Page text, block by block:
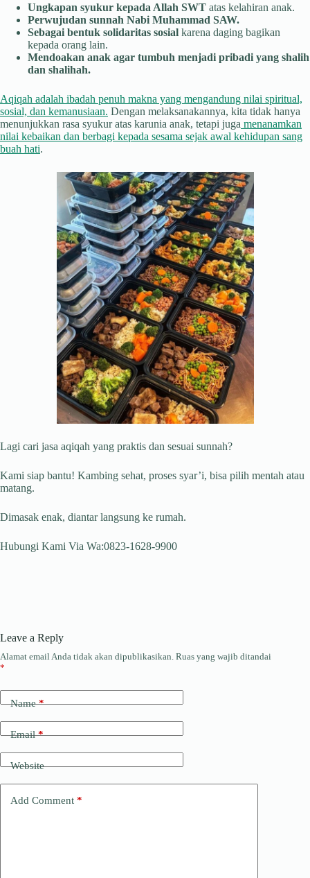
Ungkapan syukur kepada Allah SWT atas kelahiran anak.
Perwujudan sunnah Nabi Muhammad SAW.
Sebagai bentuk solidaritas sosial karena daging bagikan
kepada orang lain.
Mendoakan anak agar tumbuh menjadi pribadi yang shalih
dan shalihah.
Aqiqah adalah ibadah penuh makna yang mengandung nilai spiritual,
sosial, dan kemanusiaan. Dengan melaksanakannya, kita tidak hanya
menunjukkan rasa syukur atas karunia anak, tetapi juga menanamkan
nilai kebaikan dan berbagi kepada sesama sejak awal kehidupan sang
buah hati.
Lagi cari jasa aqiqah yang praktis dan sesuai sunnah?
Kami siap bantu! Kambing sehat, proses syar’i, bisa pilih mentah atau
matang.
Dimasak enak, diantar langsung ke rumah.
Hubungi Kami Via Wa:0823-1628-9900
Leave a Reply
Alamat email Anda tidak akan dipublikasikan. Ruas yang wajib ditandai
*
Name*
Email*
Website
Add Comment *